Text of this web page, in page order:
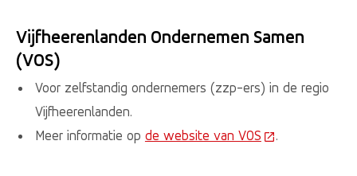
Vijfheerenlanden Ondernemen Samen
(VOS)
Voor zelfstandig ondernemers (zzp-ers) in de regio
Vijfheerenlanden.
Meer informatie op de website van VOS (Deze link gaat
.